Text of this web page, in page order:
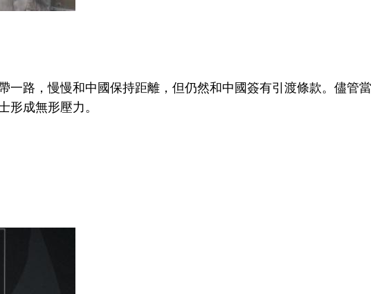
路，慢慢和中國保持距離，但仍然和中國簽有引渡條款。儘管當
形成無形壓力。